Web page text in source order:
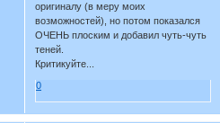
оригиналу (в меру моих
возможностей), но потом показался
ОЧЕНЬ плоским и добавил чуть-чуть
теней.
Критикуйте...
0